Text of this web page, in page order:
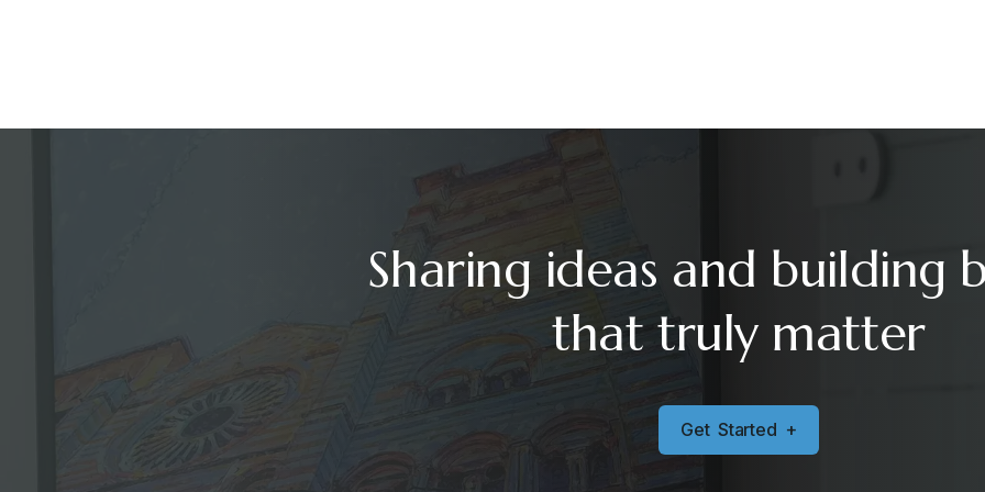
Sharing ideas and building
that truly matter
Get Started +